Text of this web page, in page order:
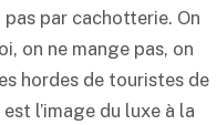
par cachotterie. On
on ne mange pas, on
hordes de touristes de
l’image du luxe à la